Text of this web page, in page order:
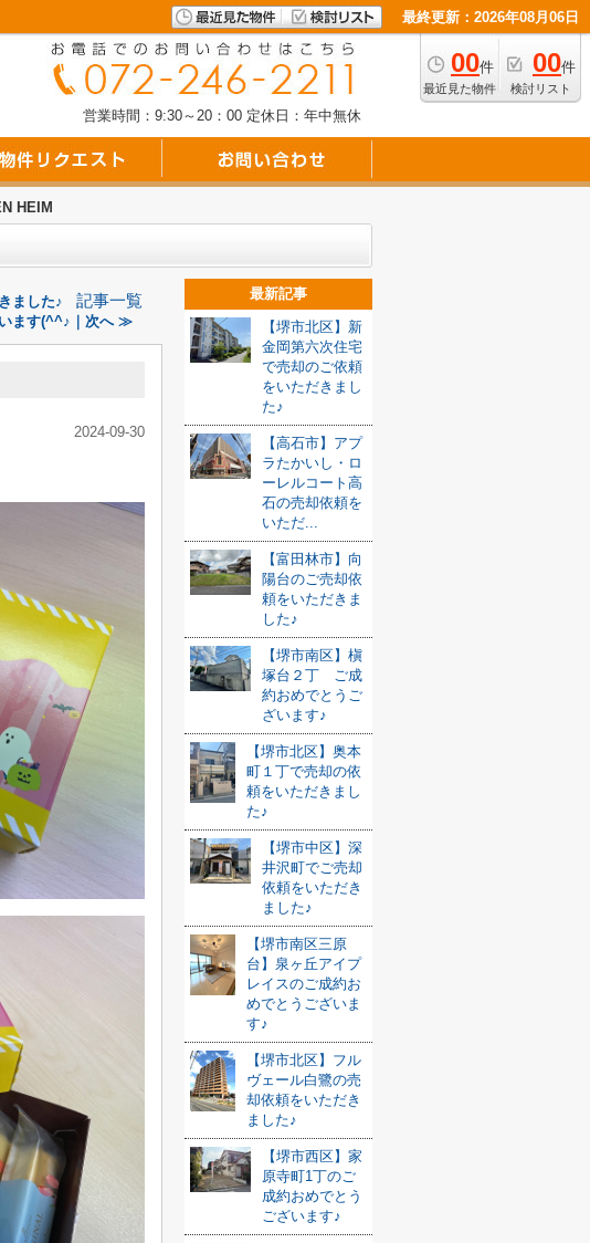
最終更新：2026年08月06日
00件
最近見た物件
00件
検討リスト
営業時間：9:30～20：00 定休日：年中無休
HEIM
ました♪ 記事一覧
います(^^♪｜次へ ≫
2024-09-30
最新記事
【堺市北区】新
金岡第六次住宅
で売却のご依頼
をいただきまし
た♪
【高石市】アプ
ラたかいし・ロ
ーレルコート高
石の売却依頼を
いただ...
【富田林市】向
陽台のご売却依
頼をいただきま
した♪
【堺市南区】槇
塚台２丁 ご成
約おめでとうご
ざいます♪
【堺市北区】奥本
町１丁で売却の依
頼をいただきまし
た♪
【堺市中区】深
井沢町でご売却
依頼をいただき
ました♪
【堺市南区三原
台】泉ヶ丘アイプ
レイスのご成約お
めでとうございま
す♪
【堺市北区】フル
ヴェール白鷺の売
却依頼をいただき
ました♪
【堺市西区】家
原寺町1丁のご
成約おめでとう
ございます♪